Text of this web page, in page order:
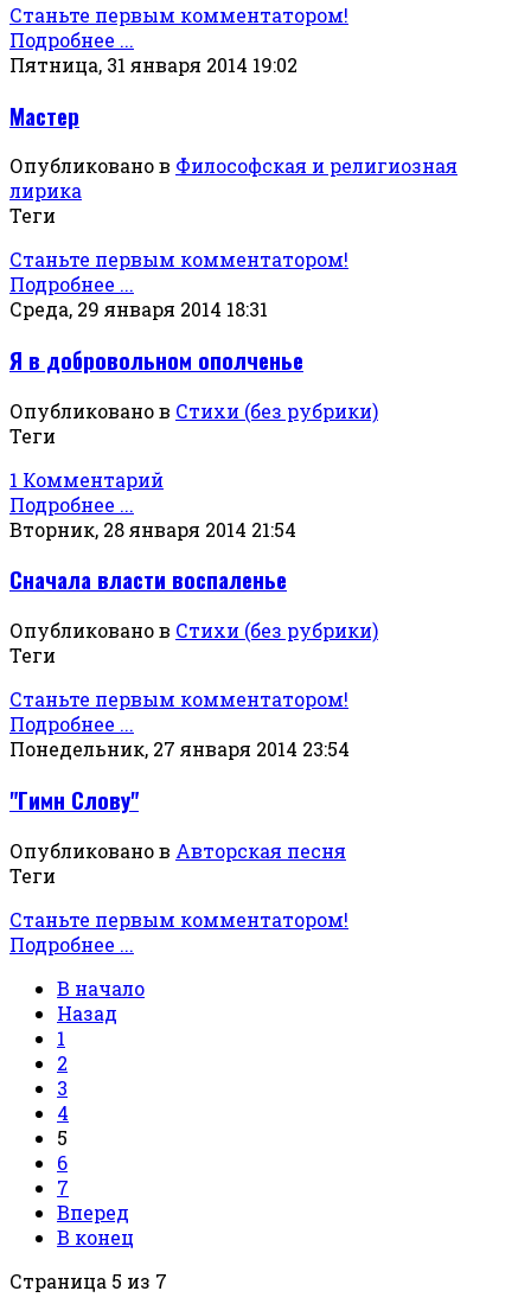
Станьте первым комментатором!
Подробнее ...
Пятница, 31 января 2014 19:02
Мастер
Опубликовано в Философская и религиозная
лирика
Теги
Станьте первым комментатором!
Подробнее ...
Среда, 29 января 2014 18:31
Я в добровольном ополченье
Опубликовано в Стихи (без рубрики)
Теги
1 Комментарий
Подробнее ...
Вторник, 28 января 2014 21:54
Сначала власти воспаленье
Опубликовано в Стихи (без рубрики)
Теги
Станьте первым комментатором!
Подробнее ...
Понедельник, 27 января 2014 23:54
"Гимн Слову"
Опубликовано в Авторская песня
Теги
Станьте первым комментатором!
Подробнее ...
В начало
Назад
1
2
3
4
5
6
7
Вперед
В конец
Страница 5 из 7